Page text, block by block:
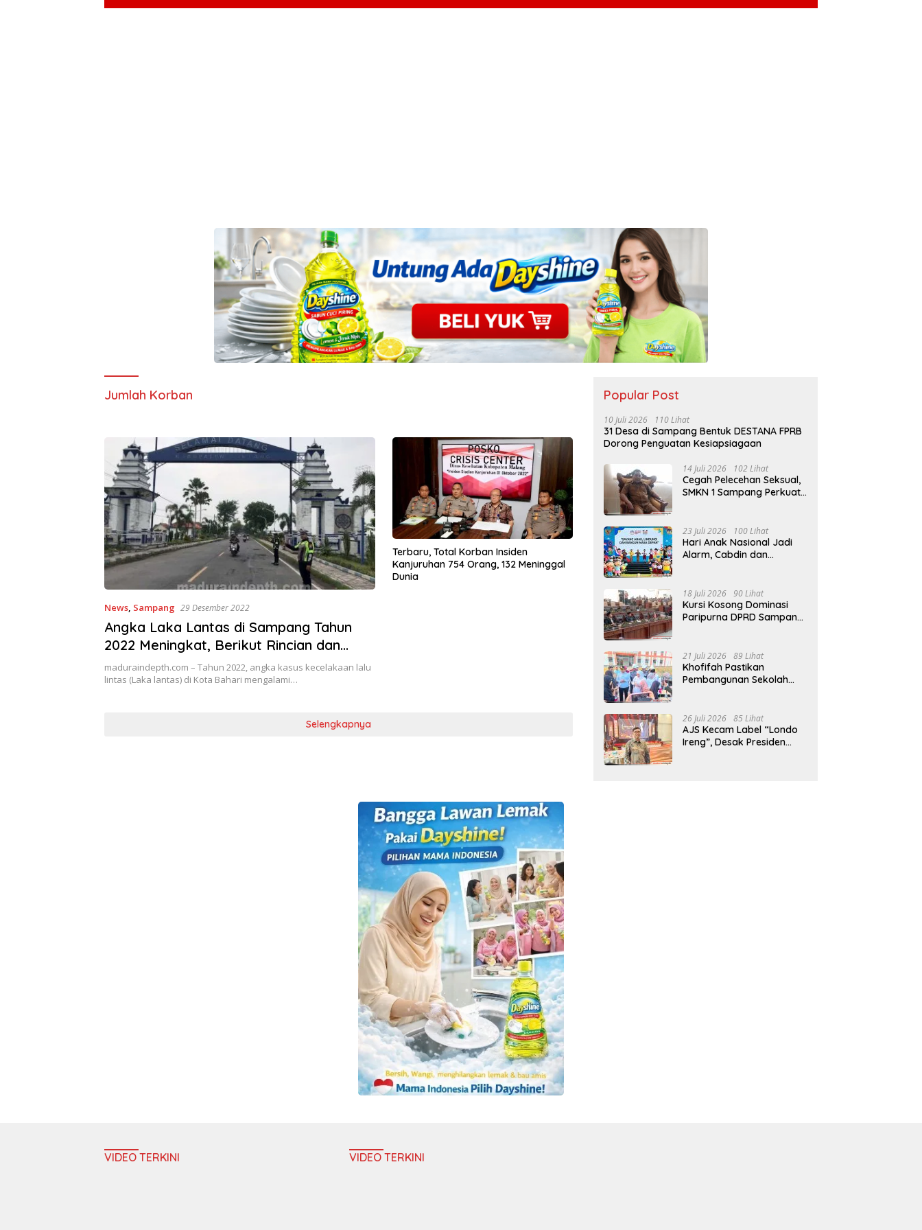
Jumlah Korban
News, Sampang 29 Desember 2022
Angka Laka Lantas di Sampang Tahun
2022 Meningkat, Berikut Rincian dan
Penyebabnya
maduraindepth.com – Tahun 2022, angka kasus kecelakaan lalu
lintas (Laka lantas) di Kota Bahari mengalami…
Terbaru, Total Korban Insiden
Kanjuruhan 754 Orang, 132 Meninggal
Dunia
Selengkapnya
Popular Post
10 Juli 2026 110 Lihat
31 Desa di Sampang Bentuk DESTANA FPRB
Dorong Penguatan Kesiapsiagaan
14 Juli 2026 102 Lihat
Cegah Pelecehan Seksual,
SMKN 1 Sampang Perkuat
23 Juli 2026 100 Lihat
Hari Anak Nasional Jadi
Alarm, Cabdin dan
Kekerasan Seksual Anak
18 Juli 2026 90 Lihat
Kursi Kosong Dominasi
Paripurna DPRD Sampang,
21 Juli 2026 89 Lihat
Khofifah Pastikan
Pembangunan Sekolah
Indonesia Emas
26 Juli 2026 85 Lihat
AJS Kecam Label “Londo
Ireng”, Desak Presiden
VIDEO TERKINI VIDEO TERKINI